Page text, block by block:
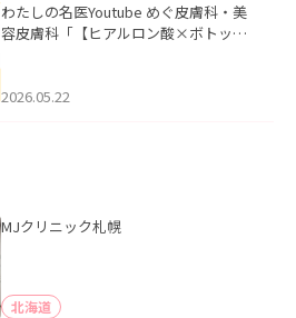
わたしの名医Youtube めぐ皮膚科・美
容皮膚科「【ヒアルロン酸×ボトック
た。
2026.05.22
MJクリニック札幌
北海道